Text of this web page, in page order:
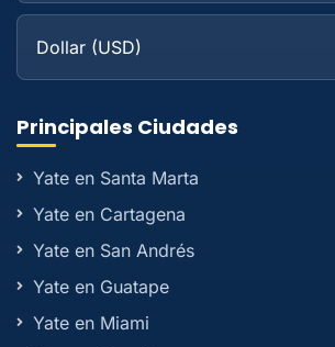
Principales Ciudades
Yate en Santa Marta
Yate en Cartagena
Yate en San Andrés
Yate en Guatape
Yate en Miami